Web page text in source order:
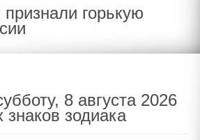
горькую
8 августа 2026
знаков зодиака